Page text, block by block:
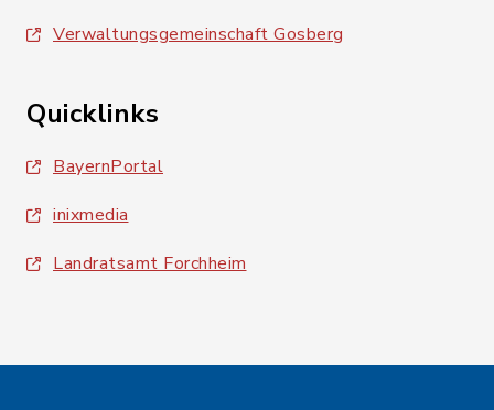
Verwaltungsgemeinschaft Gosberg
Quicklinks
BayernPortal
inixmedia
Landratsamt Forchheim